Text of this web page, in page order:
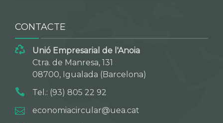
CONTACTE
Unió Empresarial de l'Anoia
Ctra. de Manresa, 131
08700, Igualada (Barcelona)
Tel.: (93) 805 22 92
economiacircular@uea.cat